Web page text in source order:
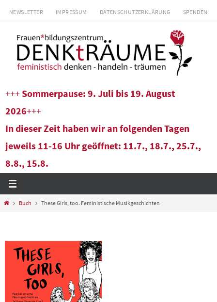
Zum
springen
NEWSLETTER IMPRESSUM DATENSCHUTZERKLÄRUNG SPENDEN
+++ Sommerpause: 9. Juli bis 19. August
2026+++
In dieser Zeit haben wir an folgenden Tagen
jeweils 11-16 Uhr geöffnet: 11.7., 18.7., 25.7.,
8.8., 15.8.
StartBuch These Girls, too. Feministische Musikgeschichten